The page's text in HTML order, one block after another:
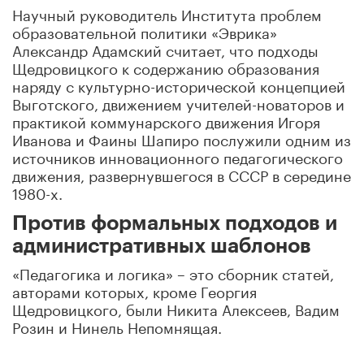
Научный руководитель Института проблем
образовательной политики «Эврика»
Александр Адамский считает, что подходы
Щедровицкого к содержанию образования
наряду с культурно-исторической концепцией
Выготского, движением учителей-новаторов и
практикой коммунарского движения Игоря
Иванова и Фаины Шапиро послужили одним из
источников инновационного педагогического
движения, развернувшегося в СССР в середине
1980-х.
Против формальных подходов и
административных шаблонов
«Педагогика и логика» – это сборник статей,
авторами которых, кроме Георгия
Щедровицкого, были Никита Алексеев, Вадим
Розин и Нинель Непомнящая.